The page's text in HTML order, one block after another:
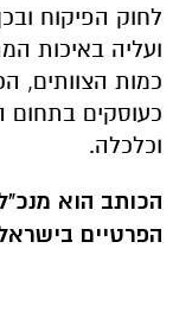
לחוק הפיקוח
ועליה באיכות
כמות הצוותים,
כעוסקים בתחום
וכלכלה.
הכותב הוא
הפרטיים